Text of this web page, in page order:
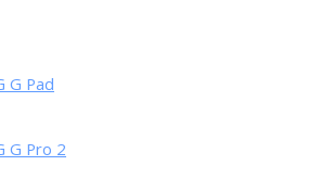
G Pad
G Pro 2